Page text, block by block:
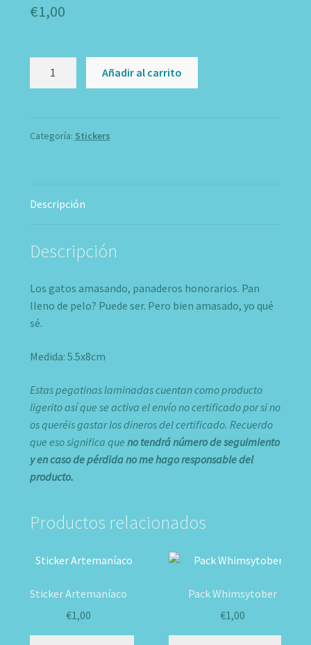
€1,00
Añadir al carrito
Categoría: Stickers
Descripción
Descripción
Los gatos amasando, panaderos honorarios. Pan
lleno de pelo? Puede ser. Pero bien amasado, yo qué
sé.
Medida: 5.5x8cm
Estas pegatinas laminadas cuentan como producto
ligerito así que se activa el envío no certificado por si no
os queréis gastar los dineros del certificado. Recuerdo
que eso significa que no tendrá número de seguimiento
y en caso de pérdida no me hago responsable del
producto.
Productos relacionados
Sticker Artemaníaco
€1,00
Pack Whimsytober
€1,00